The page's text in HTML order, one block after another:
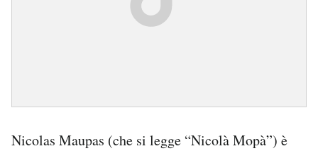
Nicolas Maupas (che si legge “Nicolà Mopà”) è